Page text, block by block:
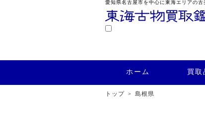
愛知県名古屋市を中心に東海エリアの
ホーム 買取
トップ 島根県